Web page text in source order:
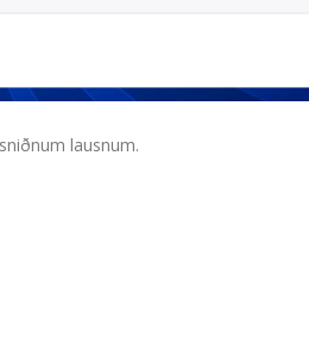
lausnum.